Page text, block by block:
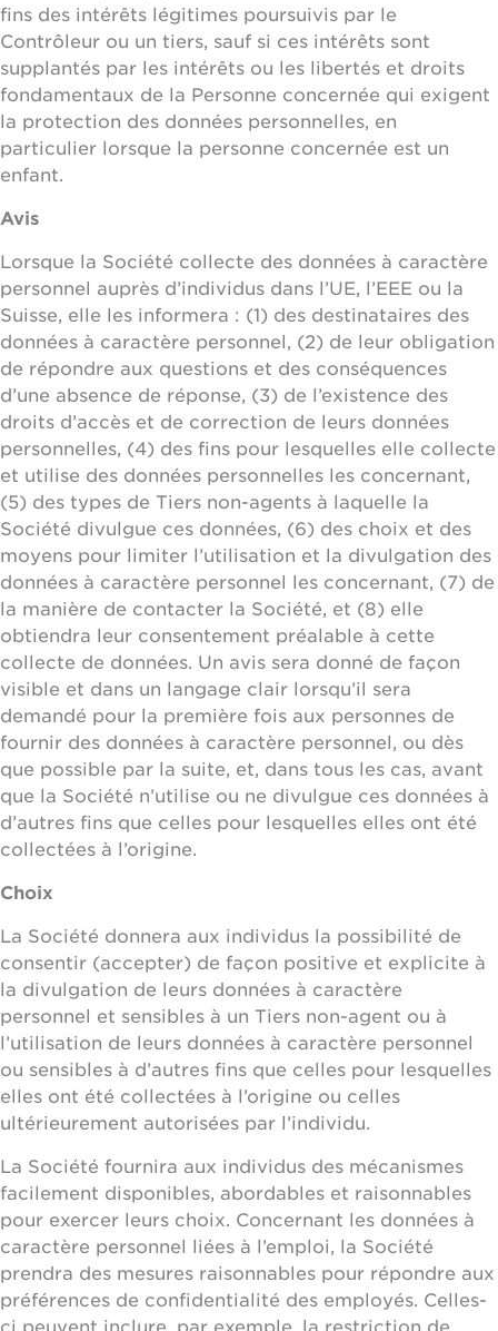
fins des intérêts légitimes poursuivis par le
Contrôleur ou un tiers, sauf si ces intérêts sont
supplantés par les intérêts ou les libertés et droits
fondamentaux de la Personne concernée qui exigent
la protection des données personnelles, en
particulier lorsque la personne concernée est un
enfant.
Avis
Lorsque la Société collecte des données à caractère
personnel auprès d’individus dans l’UE, l’EEE ou la
Suisse, elle les informera : (1) des destinataires des
données à caractère personnel, (2) de leur obligation
de répondre aux questions et des conséquences
d’une absence de réponse, (3) de l’existence des
droits d’accès et de correction de leurs données
personnelles, (4) des fins pour lesquelles elle collecte
et utilise des données personnelles les concernant,
(5) des types de Tiers non-agents à laquelle la
Société divulgue ces données, (6) des choix et des
moyens pour limiter l’utilisation et la divulgation des
données à caractère personnel les concernant, (7) de
la manière de contacter la Société, et (8) elle
obtiendra leur consentement préalable à cette
collecte de données. Un avis sera donné de façon
visible et dans un langage clair lorsqu’il sera
demandé pour la première fois aux personnes de
fournir des données à caractère personnel, ou dès
que possible par la suite, et, dans tous les cas, avant
que la Société n’utilise ou ne divulgue ces données à
d’autres fins que celles pour lesquelles elles ont été
collectées à l’origine.
Choix
La Société donnera aux individus la possibilité de
consentir (accepter) de façon positive et explicite à
la divulgation de leurs données à caractère
personnel et sensibles à un Tiers non-agent ou à
l’utilisation de leurs données à caractère personnel
ou sensibles à d’autres fins que celles pour lesquelles
elles ont été collectées à l’origine ou celles
ultérieurement autorisées par l’individu.
La Société fournira aux individus des mécanismes
facilement disponibles, abordables et raisonnables
pour exercer leurs choix. Concernant les données à
caractère personnel liées à l’emploi, la Société
prendra des mesures raisonnables pour répondre aux
préférences de confidentialité des employés. Celles-